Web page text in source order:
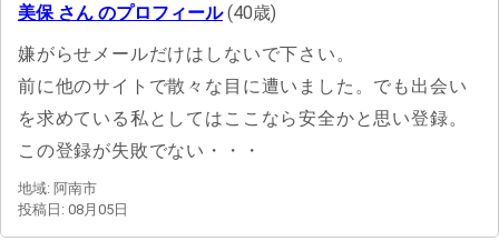
美保 さん のプロフィール(40歳)
嫌がらせメールだけはしないで下さい。
前に他のサイトで散々な目に遭いました。でも出会い
を求めている私としてはここなら安全かと思い登録。
この登録が失敗でない・・・
地域: 阿南市
投稿日: 08月05日